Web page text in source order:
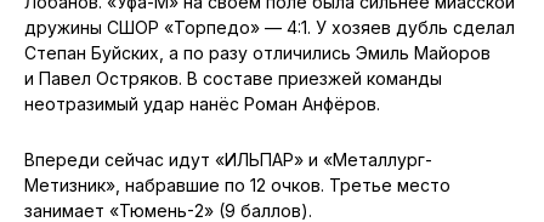
дружины СШОР «Торпедо» — 4:1. У хозяев дубль сделал
Степан Буйских, а по разу отличились Эмиль Майоров
и Павел Остряков. В составе приезжей команды
неотразимый удар нанёс Роман Анфёров.
Впереди сейчас идут «ИЛЬПАР» и «Металлург-
Метизник», набравшие по 12 очков. Третье место
занимает «Тюмень-2» (9 баллов).